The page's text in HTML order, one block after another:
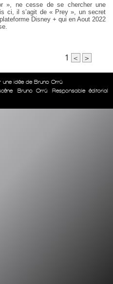
», ne cesse de se chercher une
ci, il s’agit de « Prey », un secret
Disney + qui en Aout 2022
1 < >
une idée de Bruno Orrú
Bruno Orrú
Responsable éditorial